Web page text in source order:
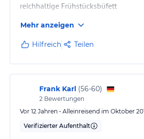
reichhaltige Frühstücksbüfett
Mehr anzeigen
Hilfreich Teilen
Frank Karl (56-60)
2 Bewertungen
Vor 12 Jahren • Alleinreisend im Oktober
Verifizierter Aufenthalt